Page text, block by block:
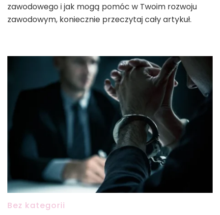
zawodowego i jak mogą pomóc w Twoim rozwoju
zawodowym, koniecznie przeczytaj cały artykuł.
Bez kategorii